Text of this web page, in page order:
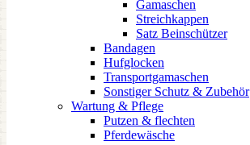
Gamaschen
Streichkappen
Satz Beinschützer
Bandagen
Hufglocken
Transportgamaschen
Sonstiger Schutz & Zubehör
Wartung & Pflege
Putzen & flechten
Pferdewäsche